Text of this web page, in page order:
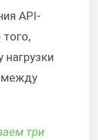
API-
между
три